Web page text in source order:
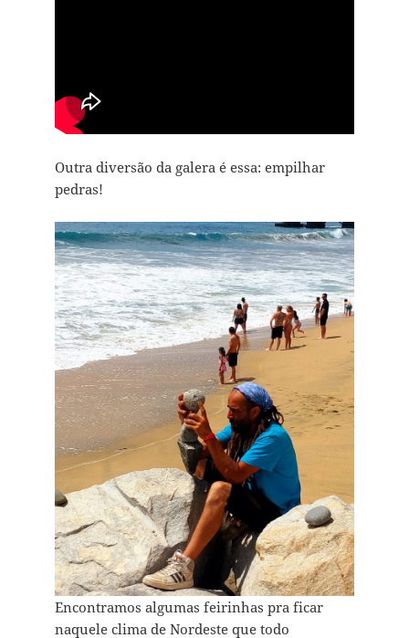
Outra diversão da galera é essa: empilhar
pedras!
Encontramos algumas feirinhas pra ficar
naquele clima de Nordeste que todo